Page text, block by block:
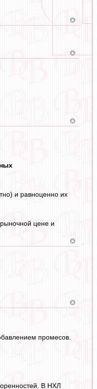
и равноценно их
цене и
промесов.
В НХЛ